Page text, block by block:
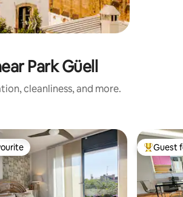
Park Güell
cleanliness, and more.
TopGuest